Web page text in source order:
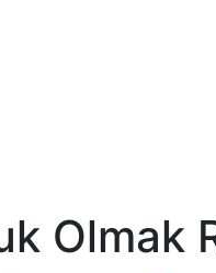
Olmak